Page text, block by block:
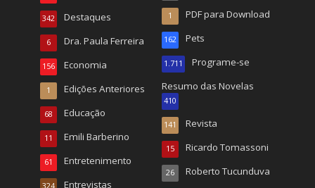
Destaques
342
Dra. Paula Ferreira
6
Economia
156
Edições Anteriores
1
Educação
68
Emili Barberino
11
Entretenimento
61
Entrevistas
PDF para Download
1
Pets
162
Programe-se
1.711
Resumo das Novelas
410
Revista
141
Ricardo Tomassoni
15
Roberto Tucunduva
26